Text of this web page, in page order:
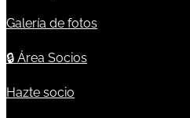
Galería de fotos
🔒 Área Socios
Hazte socio